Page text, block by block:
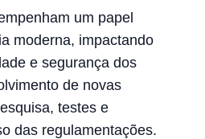
um papel
moderna, impactando
e segurança dos
de novas
testes e
das regulamentações.